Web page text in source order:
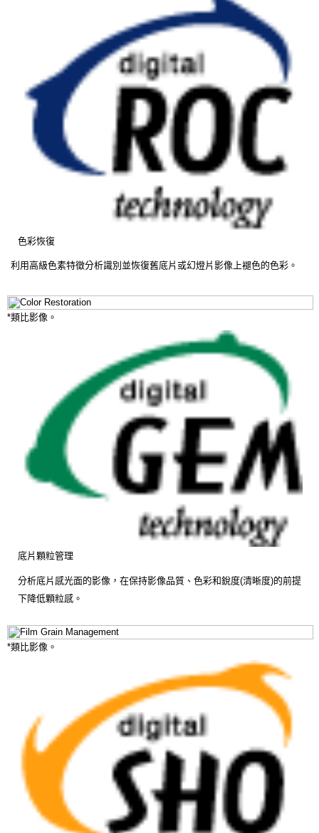
色彩恢復
利用高級色素特徵分析識別並恢復舊底片或幻燈片影像上褪色的色彩。
*類比影像。
底片顆粒管理
分析底片感光面的影像，在保持影像品質、色彩和銳度(清晰度)的前提
下降低顆粒感。
*類比影像。